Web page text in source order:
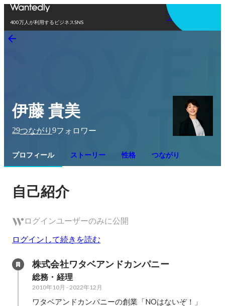
400万人が利用するビジネスSNS
アプリを使う
伊藤 貴美
29つながり 9フォロワー
プロフィール ストーリー 性格 つながり
自己紹介
ログインユーザーのみに公開
ログインして続きを読む
株式会社ワタベアンドカンパニー
総務・経理
2010年10月 -2022年12月
ワタベアンドカンパニーの創業「NOはないぞ！」